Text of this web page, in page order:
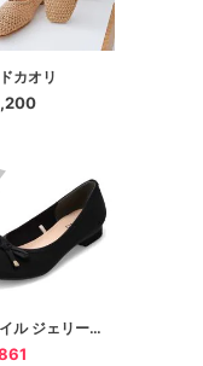
カオリ
スタイル ジェリービーンズ